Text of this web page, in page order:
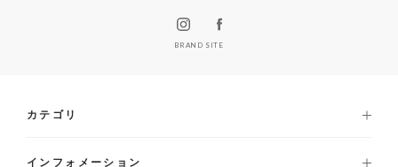
BRAND SITE
カテゴリ
インフォメーション